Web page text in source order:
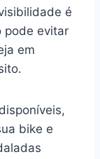
é
pode evitar
em
bike e